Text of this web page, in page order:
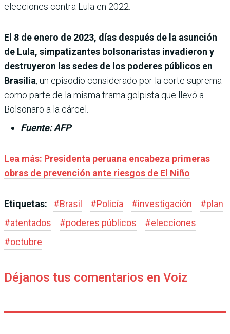
elecciones contra Lula en 2022.
El 8 de enero de 2023, días después de la asunción
de Lula, simpatizantes bolsonaristas invadieron y
destruyeron las sedes de los poderes públicos en
Brasilia, un episodio considerado por la corte suprema
como parte de la misma trama golpista que llevó a
Bolsonaro a la cárcel.
Fuente: AFP
Lea más: Presidenta peruana encabeza primeras
obras de prevención ante riesgos de El Niño
Etiquetas: #Brasil #Policía #investigación #plan
#atentados #poderes públicos #elecciones
#octubre
Déjanos tus comentarios en Voiz